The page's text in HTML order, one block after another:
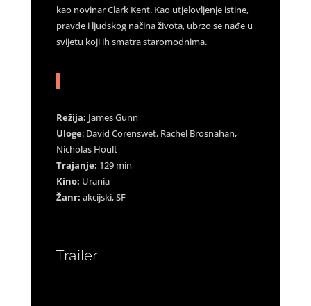
kao novinar Clark Kent. Kao utjelovljenje istine,
pravde i ljudskog načina života, ubrzo se nađe u
svijetu koji ih smatra staromodnima.
Režija: James Gunn
Uloge: David Corenswet, Rachel Brosnahan,
Nicholas Hoult
Trajanje: 129 min
Kino: Urania
Žanr: akcijski, SF
Trailer